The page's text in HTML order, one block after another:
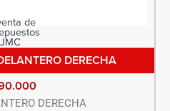
DERECHA
DERECHA